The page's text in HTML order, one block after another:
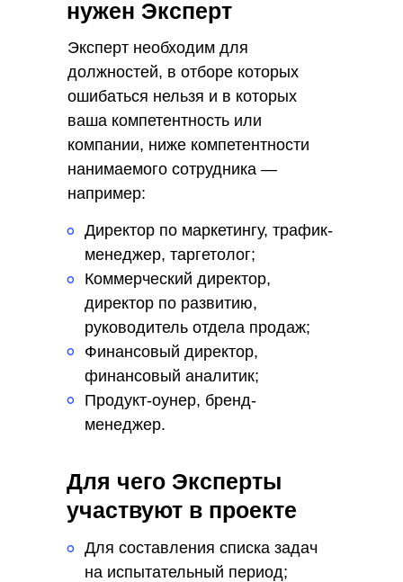
Многоступенчатый отбор
сотрудников
руководящего звена
Ведем поиск по всей
России
и находим ценные кадры
Собственная база с
источниками
6
7
нужен Эксперт
Эксперт необходим для
должностей, в отборе которых
ошибаться нельзя и в которых
ваша компетентность или
компании, ниже компетентности
нанимаемого сотрудника —
например:
Директор по маркетингу, трафик-
менеджер, таргетолог;
Коммерческий директор,
директор по развитию,
руководитель отдела продаж;
Финансовый директор,
финансовый аналитик;
Продукт-оунер, бренд-
менеджер.
°
°
°
°
Для чего Эксперты
участвуют в проекте
Для составления списка задач
на испытательный период;
°